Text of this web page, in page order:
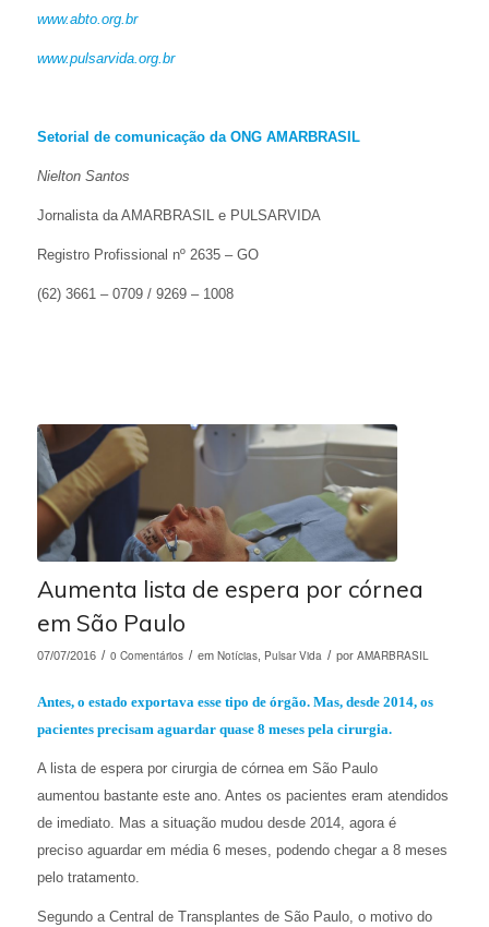
www.abto.org.br
www.pulsarvida.org.br
Setorial de comunicação da ONG AMARBRASIL
Nielton Santos
Jornalista da AMARBRASIL e PULSARVIDA
Registro Profissional nº 2635 – GO
(62) 3661 – 0709 / 9269 – 1008
Aumenta lista de espera por córnea
em São Paulo
07/07/2016 / 0 Comentários / em Notícias, Pulsar Vida / por AMARBRASIL
Antes, o estado exportava esse tipo de órgão. Mas, desde 2014, os
pacientes precisam aguardar quase 8 meses pela cirurgia.
A lista de espera por cirurgia de córnea em São Paulo
aumentou bastante este ano. Antes os pacientes eram atendidos
de imediato. Mas a situação mudou desde 2014, agora é
preciso aguardar em média 6meses, podendo chegar a 8 meses
pelo tratamento.
Segundo a Central de Transplantes de São Paulo, o motivo do